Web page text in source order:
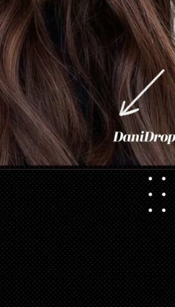
danidrops.com.br/es/categoria/pelo/